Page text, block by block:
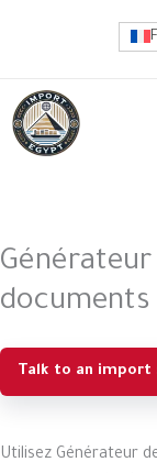
Talk to an import
Utilisez Générateur